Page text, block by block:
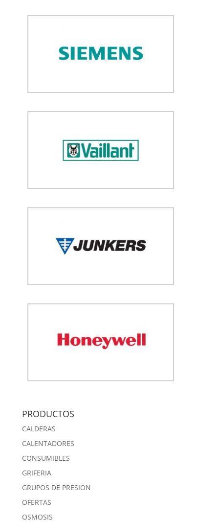
PRODUCTOS
CALDERAS
CALENTADORES
CONSUMIBLES
GRIFERIA
GRUPOS DE PRESION
OFERTAS
OSMOSIS